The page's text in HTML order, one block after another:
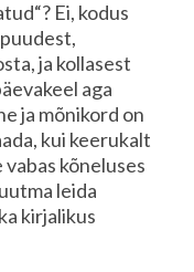
Ei, kodus
ja kollasest
aga
ja mõnikord on
kui keerukalt
vabas kõneluses
leida
kirjalikus